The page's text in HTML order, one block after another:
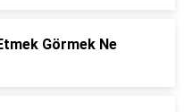
Görmek Ne